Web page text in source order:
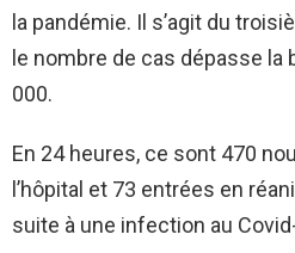
la pandémie. Il s’agit du
le nombre de cas dépasse la
000.
En 24 heures, ce sont 470
l’hôpital et 73 entrées en
suite à une infection au